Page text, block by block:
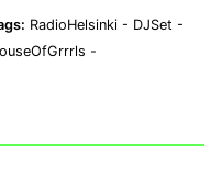
RadioHelsinki - DJSet -
-